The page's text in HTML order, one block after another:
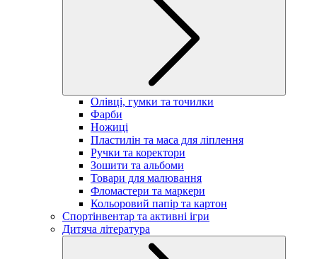
Олівці, гумки та точилки
Фарби
Ножиці
Пластилін та маса для ліплення
Ручки та коректори
Зошити та альбоми
Товари для малювання
Фломастери та маркери
Кольоровий папір та картон
Спортінвентар та активні ігри
Дитяча література